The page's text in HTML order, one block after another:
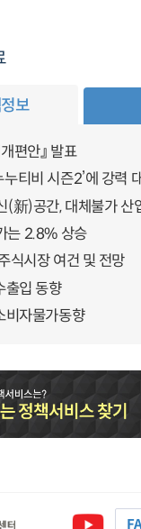
보
편안』 발표
누티비 시즌2’에 강력
(新)공간, 대체불가 산
는 2.8% 상승
식시장 여건 및 전망
입 동향
자물가동향